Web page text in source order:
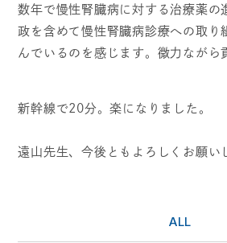
数年で慢性腎臓病に対する治療薬の
政を含めて慢性腎臓病診療への取り
んでいるのを感じます。微力ながら
新幹線で20分。楽になりました。
遠山先生、今後ともよろしくお願い
ALL